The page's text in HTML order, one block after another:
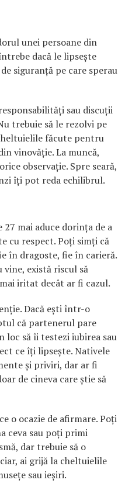
unei persoane din
dacă le lipsește
siguranță pe care sperau
sau discuții
trebuie să le rezolvi pe
făcute pentru
vinovăție. La muncă,
observație. Spre seară,
îți pot reda echilibrul.
mai aduce dorința de a
cu respect. Poți simți că
în dragoste, fie în carieră.
vine, există riscul să
iritat decât ar fi cazul.
Dacă ești într-o
că partenerul pare
să îi testezi iubirea sau
ce îți lipsește. Nativele
și priviri, dar ar fi
de cineva care știe să
o ocazie de afirmare. Poți
ceva sau poți primi
dar trebuie să o
ai grijă la cheltuielile
sau ieșiri.